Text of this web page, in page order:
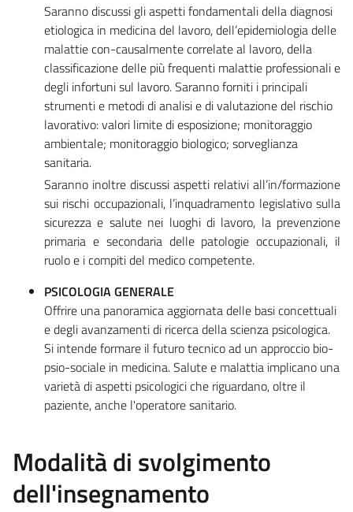
Saranno discussi gli aspetti fondamentali della diagnosi
etiologica in medicina del lavoro, dell’epidemiologia delle
malattie con-causalmente correlate al lavoro, della
classificazione delle più frequenti malattie professionali e
degli infortuni sul lavoro. Saranno forniti i principali
strumenti e metodi di analisi e di valutazione del rischio
lavorativo: valori limite di esposizione; monitoraggio
ambientale; monitoraggio biologico; sorveglianza
sanitaria.
Saranno inoltre discussi aspetti relativi all’in/formazione
sui rischi occupazionali, l’inquadramento legislativo sulla
sicurezza e salute nei luoghi di lavoro, la prevenzione
primaria e secondaria delle patologie occupazionali, il
ruolo e i compiti del medico competente.
PSICOLOGIA GENERALE
Offrire una panoramica aggiornata delle basi concettuali
e degli avanzamenti di ricerca della scienza psicologica.
Si intende formare il futuro tecnico ad un approccio bio-
psio-sociale in medicina. Salute e malattia implicano una
varietà di aspetti psicologici che riguardano, oltre il
paziente, anche l'operatore sanitario.
Modalità di svolgimento
dell'insegnamento